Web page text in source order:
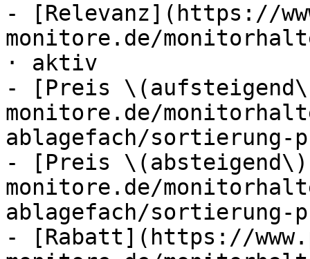
- [Relevanz](https://
monitore.de/
· aktiv
- [Preis
monitore.de/
ablagefach/sortierung-
- [Preis
monitore.de/
ablagefach/sortierung-
- [Rabatt](https://